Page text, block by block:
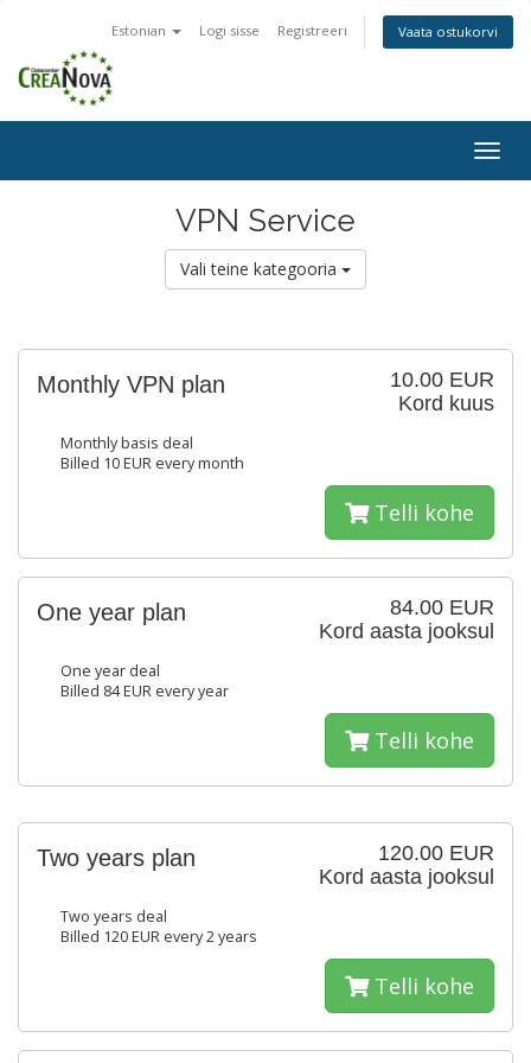
Estonian Logi sisse Registreeri Vaata ostukorvi
VPN Service
Vali teine kategooria
10.00 EUR
Kord kuus
Monthly VPN plan
Monthly basis deal
Billed 10 EUR every month
Telli kohe
84.00 EUR
Kord aasta jooksul
One year plan
One year deal
Billed 84 EUR every year
Telli kohe
120.00 EUR
Kord aasta jooksul
Two years plan
Two years deal
Billed 120 EUR every 2 years
Telli kohe